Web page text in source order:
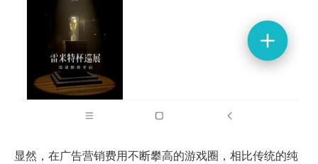
显然，在广告营销费用不断攀高的游戏圈，相比传统的纯